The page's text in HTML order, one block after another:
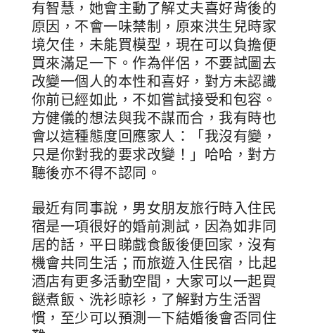
有智慧，她會主動了解丈夫喜好背後的
原因，不會一味禁制，原來洪生兒時家
境欠佳，未能買模型，現在可以負擔便
買來滿足一下。作為伴侶，不要試圖去
改變一個人的本性和喜好，對方未認識
你前已經如此，不如嘗試接受和包容。
方健儀的想法與我不謀而合，我有時也
會以這種態度回應家人：「我沒有變，
只是你對我的要求改變！」哈哈，對方
聽後亦不得不認同。
最近有同事說，男女朋友旅行時入住民
宿是一項很好的婚前測試，因為如非同
居的話，平日睇戲食飯後便回家，沒有
機會共同生活；而旅遊入住民宿，比起
酒店有更多活動空間，大家可以一起買
餸煮飯、洗衫晾衫，了解對方生活習
慣，至少可以預測一下結婚後會否同住